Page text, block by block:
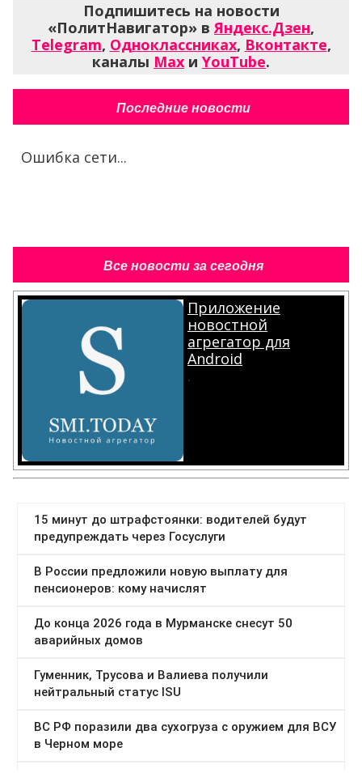
Подпишитесь на новости
«ПолитНавигатор» вЯндекс.Дзен,
Telegram, Одноклассниках, Вконтакте,
каналы Max и YouTube.
Последние новости
Ошибка сети...
Все новости за сегодня
Приложение
новостной
агрегатор для
Android
.